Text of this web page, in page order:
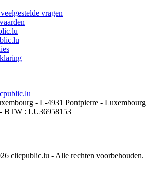
vragen
- L-4931 Pontpierre - Luxembourg
BTW : LU36958153
clicpublic.lu - Alle rechten voorbehouden.